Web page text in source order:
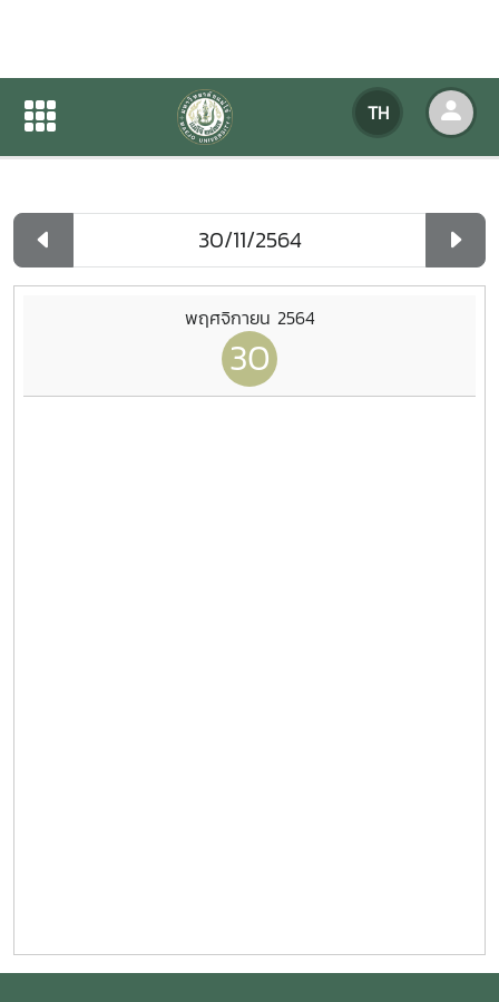
TH
ปฏิทินกิจกรรมของหน่วยงาน
ปฏิทินกิจกรรมของหน่วยงาน
พฤศจิกายน 2564
30